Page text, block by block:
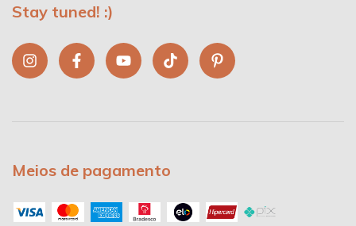
Stay tuned! :)
Meios de pagamento